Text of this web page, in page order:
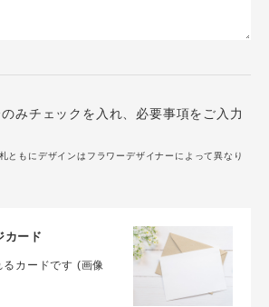
みチェックを入れ、必要事項をご入力
ともにデザインはフラワーデザイナーによって異なり
カード
カードです (画像